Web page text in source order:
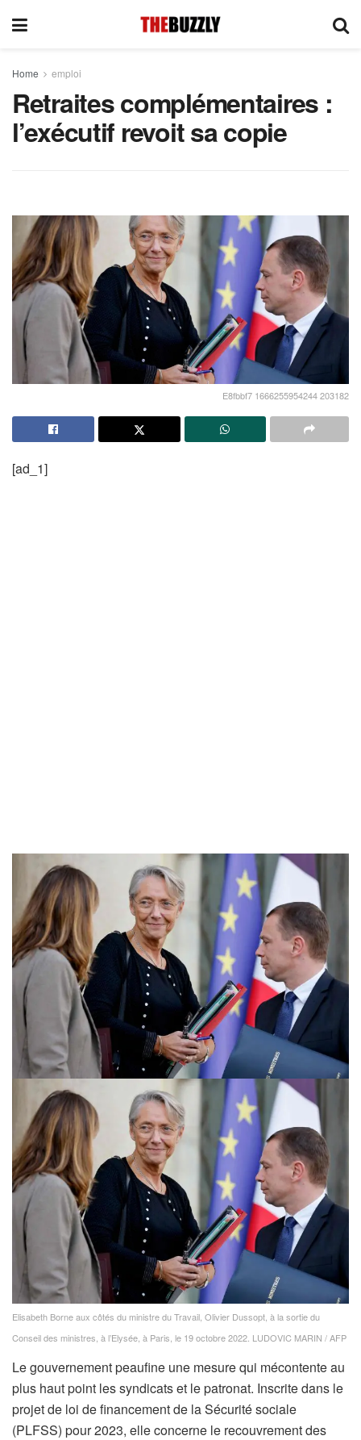
Home emploi
Retraites complémentaires :
l’exécutif revoit sa copie
E8fbbf7 1666255954244 203182
[ad_1]
Elisabeth Borne aux côtés du ministre du Travail, Olivier Dussopt, à la sortie du
Conseil des ministres, à l’Elysée, à Paris, le 19 octobre 2022. LUDOVIC MARIN / AFP
Le gouvernement peaufine une mesure qui mécontente au
plus haut point les syndicats et le patronat. Inscrite dans le
projet de loi de financement de la Sécurité sociale
(PLFSS) pour 2023, elle concerne le recouvrement des